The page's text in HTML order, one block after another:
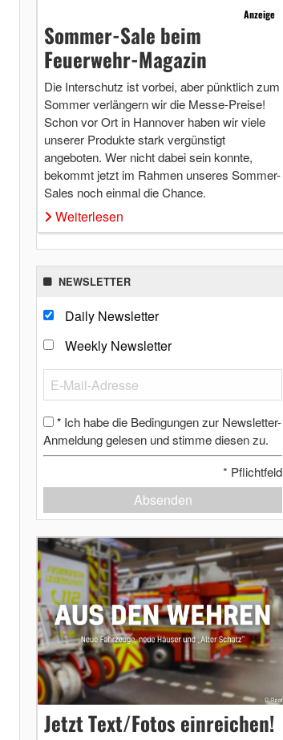
Anzeige
Sommer-Sale beim
Feuerwehr-Magazin
Die Interschutz ist vorbei, aber pünktlich zum
Sommer verlängern wir die Messe-Preise!
Schon vor Ort in Hannover haben wir viele
unserer Produkte stark vergünstigt
angeboten. Wer nicht dabei sein konnte,
bekommt jetzt im Rahmen unseres Sommer-
Sales noch einmal die Chance.
Weiterlesen
NEWSLETTER
Daily Newsletter
Weekly Newsletter
* Ich habe die Bedingungen zur Newsletter-
Anmeldung gelesen und stimme diesen zu.
* Pflichtfeld
Absenden
Jetzt Text/Fotos einreichen!